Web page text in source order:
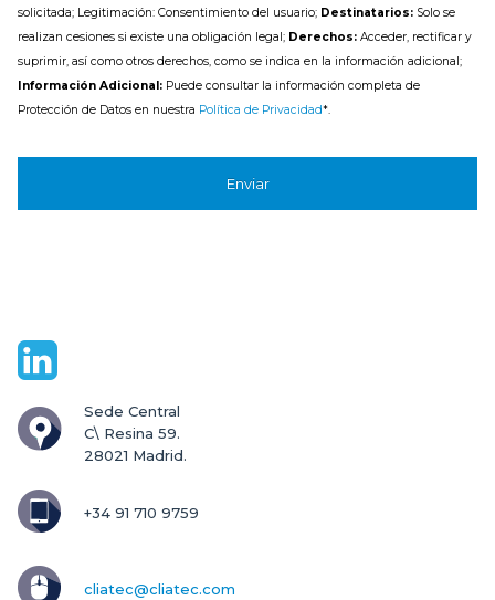
solicitada; Legitimación: Consentimiento del usuario; Destinatarios: Solo se
realizan cesiones si existe una obligación legal; Derechos: Acceder, rectificar y
suprimir, así como otros derechos, como se indica en la información adicional;
Información Adicional: Puede consultar la información completa de
Protección de Datos en nuestra Política de Privacidad*.
Sede Central
C\ Resina 59.
28021 Madrid.
+34 91 710 9759
cliatec@cliatec.com